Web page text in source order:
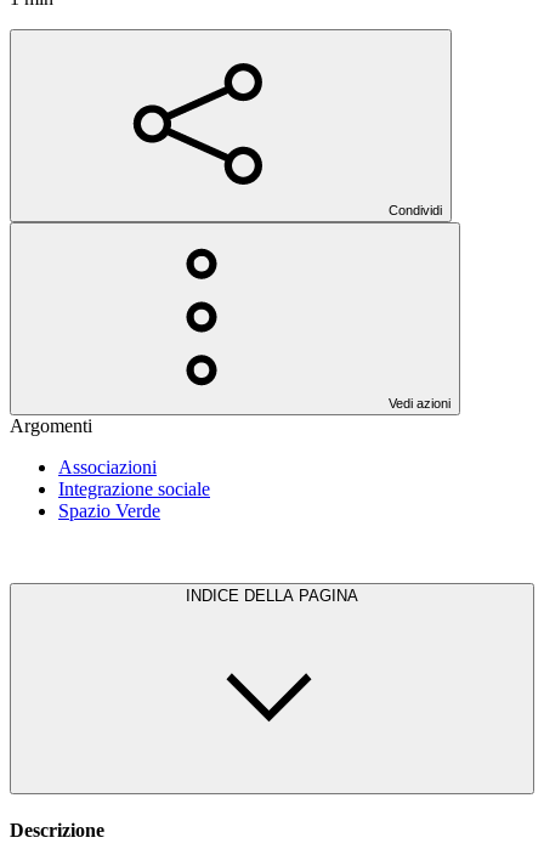
Condividi
Vedi azioni
Argomenti
Associazioni
Integrazione sociale
Spazio Verde
INDICE DELLA PAGINA
Descrizione